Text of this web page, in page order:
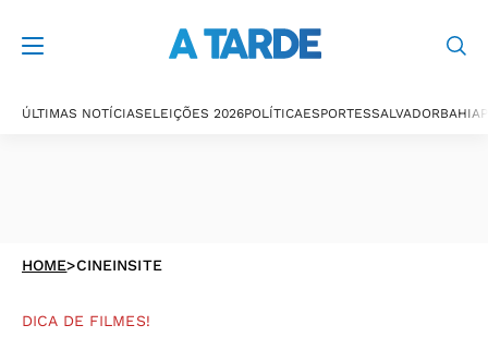
ÚLTIMAS NOTÍCIASELEIÇÕES 2026POLÍTICAESPORTESSALVADORBAHIA
HOME>CINEINSITE
DICA DE FILMES!